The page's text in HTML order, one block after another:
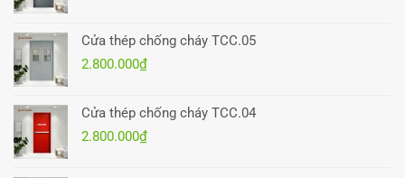
Cửa thép chống cháy TCC.05
2.800.000₫
Cửa thép chống cháy TCC.04
2.800.000₫